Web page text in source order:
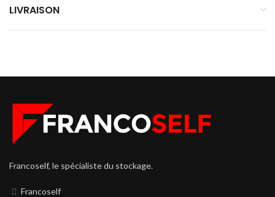
LIVRAISON
Francoself, le spécialiste du stockage.
Francoself